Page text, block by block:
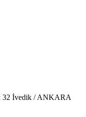
32 İvedik / ANKARA